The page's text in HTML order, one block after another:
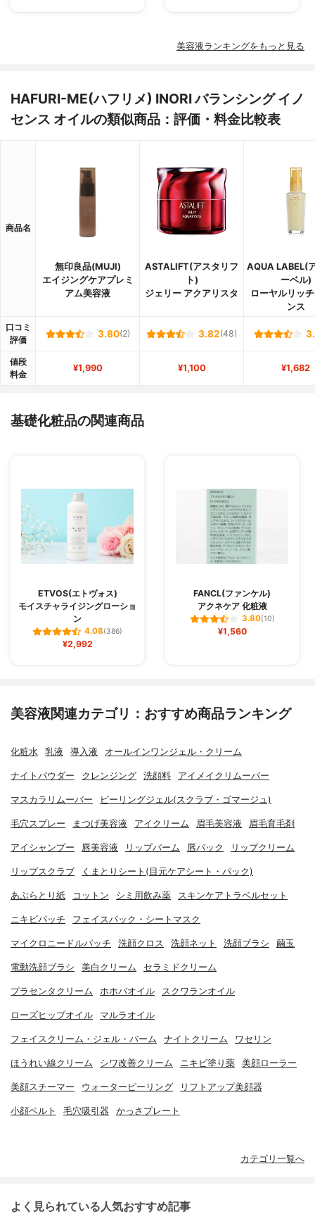
美容液ランキングをもっと見る
HAFURI-ME(ハフリメ) INORI バランシング イノ
センス オイルの類似商品：評価・料金比較表
商品名
無印良品(MUJI)
エイジングケアプレミ
アム美容液
ASTALIFT(アスタリフ
ト)
ジェリー アクアリスタ
AQUA LABEL(
ーベル)
ローヤルリッ
ンス
口コミ
評価
3.80(2) 3.82(48)
値段
料金
¥1,990 ¥1,100 ¥1,682
基礎化粧品の関連商品
ETVOS(エトヴォス)
モイスチャライジングローショ
ン
4.08(386)
¥2,992
FANCL(ファンケル)
アクネケア 化粧液
3.80(10)
¥1,560
美容液関連カテゴリ：おすすめ商品ランキング
化粧水 乳液 導入液 オールインワンジェル・クリーム
ナイトパウダー クレンジング 洗顔料 アイメイクリムーバー
マスカラリムーバー ピーリングジェル(スクラブ・ゴマージュ)
毛穴スプレー まつげ美容液 アイクリーム 眉毛美容液 眉毛育毛剤
アイシャンプー 唇美容液 リップバーム 唇パック リップクリーム
リップスクラブ くまとりシート(目元ケアシート・パック)
あぶらとり紙 コットン シミ用飲み薬 スキンケアトラベルセット
ニキビパッチ フェイスパック・シートマスク
マイクロニードルパッチ 洗顔クロス 洗顔ネット 洗顔ブラシ 繭玉
電動洗顔ブラシ 美白クリーム セラミドクリーム
プラセンタクリーム ホホバオイル スクワランオイル
ローズヒップオイル マルラオイル
フェイスクリーム・ジェル・バーム ナイトクリーム ワセリン
ほうれい線クリーム シワ改善クリーム ニキビ塗り薬 美顔ローラー
美顔スチーマー ウォーターピーリング リフトアップ美顔器
小顔ベルト 毛穴吸引器 かっさプレート
カテゴリ一覧へ
よく見られている人気おすすめ記事